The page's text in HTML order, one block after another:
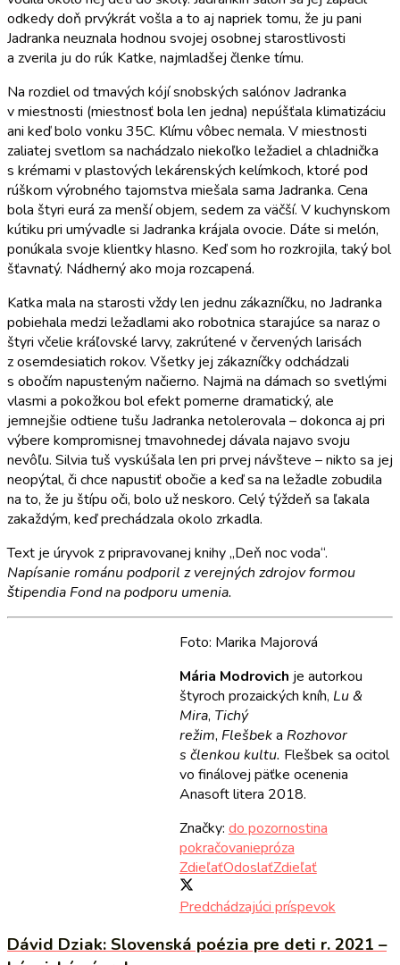
odkedy doň prvýkrát vošla a to aj napriek tomu, že ju pani
Jadranka neuznala hodnou svojej osobnej starostlivosti
a zverila ju do rúk Katke, najmladšej členke tímu.
Na rozdiel od tmavých kójí snobských salónov Jadranka
v miestnosti (miestnosť bola len jedna) nepúšťala klimatizáciu
ani keď bolo vonku 35C. Klímu vôbec nemala. V miestnosti
zaliatej svetlom sa nachádzalo niekoľko ležadiel a chladnička
s krémami v plastových lekárenských kelímkoch, ktoré pod
rúškom výrobného tajomstva miešala sama Jadranka. Cena
bola štyri eurá za menší objem, sedem za väčší. V kuchynskom
kútiku pri umývadle si Jadranka krájala ovocie. Dáte si melón,
ponúkala svoje klientky hlasno. Keď som ho rozkrojila, taký bol
šťavnatý. Nádherný ako moja rozcapená.
Katka mala na starosti vždy len jednu zákazníčku, no Jadranka
pobiehala medzi ležadlami ako robotnica starajúce sa naraz o
štyri včelie kráľovské larvy, zakrútené v červených larisách
z osemdesiatich rokov. Všetky jej zákazníčky odchádzali
s obočím napusteným načierno. Najmä na dámach so svetlými
vlasmi a pokožkou bol efekt pomerne dramatický, ale
jemnejšie odtiene tušu Jadranka netolerovala – dokonca aj pri
výbere kompromisnej tmavohnedej dávala najavo svoju
nevôľu. Silvia tuš vyskúšala len pri prvej návšteve – nikto sa jej
neopýtal, či chce napustiť obočie a keď sa na ležadle zobudila
na to, že ju štípu oči, bolo už neskoro. Celý týždeň sa ľakala
zakaždým, keď prechádzala okolo zrkadla.
Text je úryvok z pripravovanej knihy „Deň noc voda“.
Napísanie románu podporil z verejných zdrojov formou
štipendia Fond na podporu umenia.
Foto: Marika Majorová
Mária Modrovich je autorkou
štyroch prozaických kníh, Lu &
Mira, Tichý
režim, Flešbeka Rozhovor
s členkou kultu. Flešbek sa ocitol
vo finálovej päťke ocenenia
Anasoft litera 2018.
Značky: do pozornostina
pokračovaniepróza
ZdieľaťOdoslaťZdieľať
Predchádzajúci príspevok
Dávid Dziak: Slovenská poézia pre deti r. 2021 –